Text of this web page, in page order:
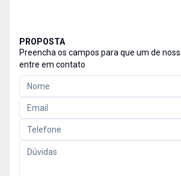
PROPOSTA
Preencha os campos para que um de
entre em contato